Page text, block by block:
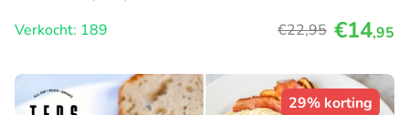
Verkocht: 189
€22,95 €14,95
29% korting